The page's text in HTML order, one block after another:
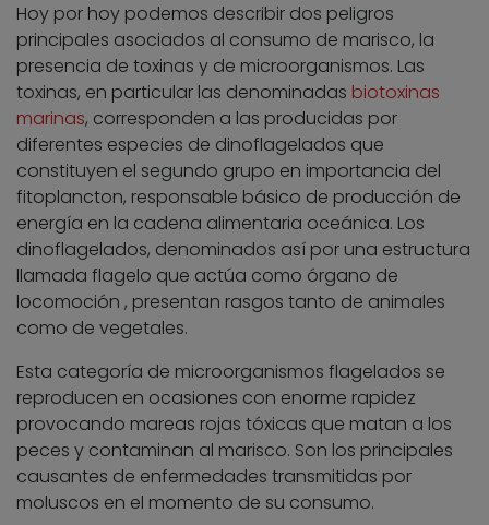
Hoy por hoy podemos describir dos peligros
principales asociados al consumo de marisco, la
presencia de toxinas y de microorganismos. Las
toxinas, en particular las denominadas biotoxinas
marinas, corresponden a las producidas por
diferentes especies de dinoflagelados que
constituyen el segundo grupo en importancia del
fitoplancton, responsable básico de producción de
energía en la cadena alimentaria oceánica. Los
dinoflagelados, denominados así por una estructura
llamada flagelo que actúa como órgano de
locomoción , presentan rasgos tanto de animales
como de vegetales.
Esta categoría de microorganismos flagelados se
reproducen en ocasiones con enorme rapidez
provocando mareas rojas tóxicas que matan a los
peces y contaminan al marisco. Son los principales
causantes de enfermedades transmitidas por
moluscos en el momento de su consumo.